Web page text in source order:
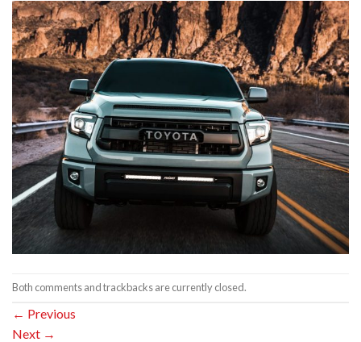
Both comments and trackbacks are currently closed.
← Previous
Next →